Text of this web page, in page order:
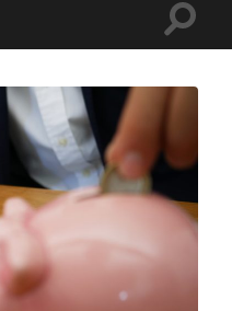
Toggle